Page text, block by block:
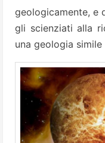
geologicamente, e
gli scienziati alla
una geologia